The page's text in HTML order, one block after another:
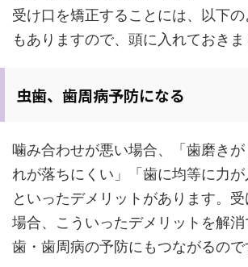
受け口を矯正することには、以下の
もありますので、頭に入れておきま
虫歯、歯周病予防になる
噛み合わせが悪い場合、「歯磨き
れが落ちにくい」「歯に均等に力
といったデメリットがあります。
場合、こういったデメリットを解
歯・歯周病の予防にもつながるので